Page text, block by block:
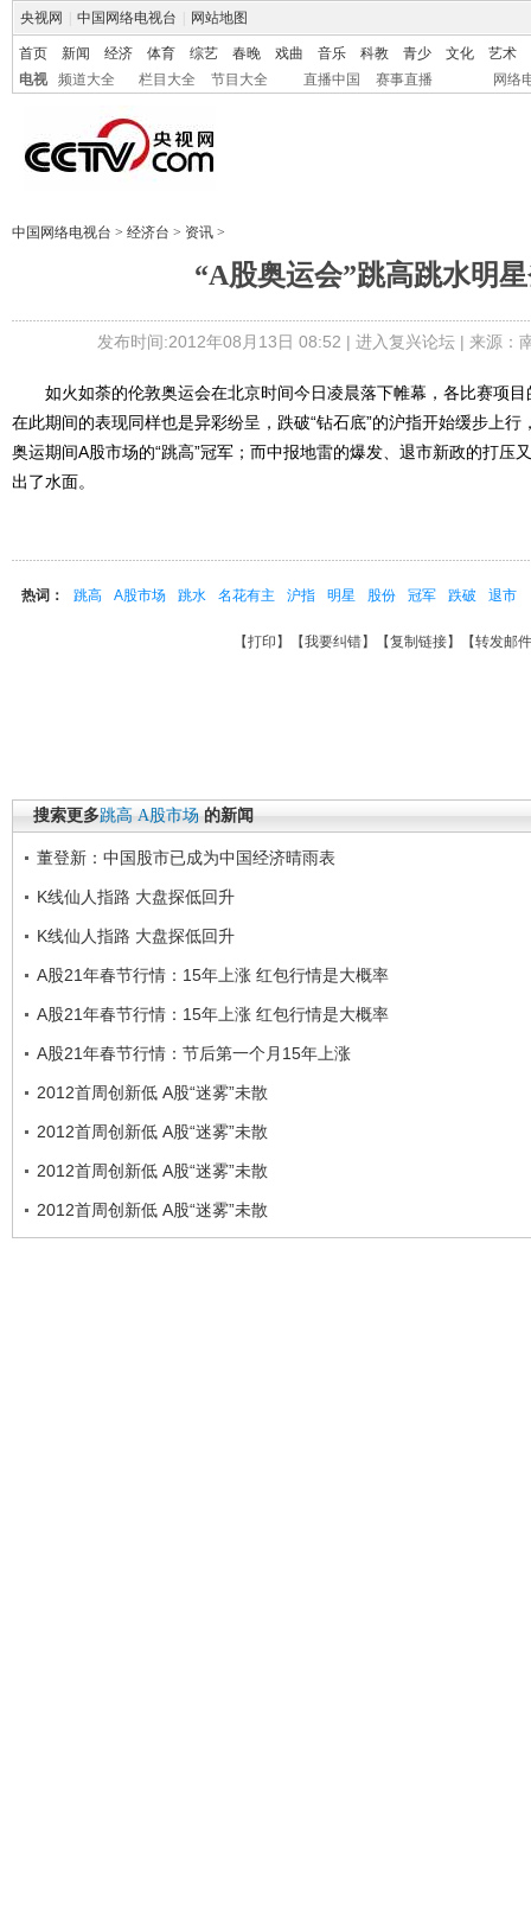
央视网 中国网络电视台 网站地图
首页 新闻 经济 体育 综艺 春晚 戏曲 音乐 科教 青少 文化
艺术
电视
频道大全 栏目大全 节目大全 直播中国 赛事直播 网络
中国网络电视台 > 经济台 > 资讯 >
“A股奥运会”跳高跳水明
发布时间:2012年08月13日 08:52 | 进入复兴论坛| 来源：
如火如荼的伦敦奥运会在北京时间今日凌晨落下帷幕，各比赛项目
在此期间的表现同样也是异彩纷呈，跌破“钻石底”的沪指开始缓步上
奥运期间A股市场的“跳高”冠军；而中报地雷的爆发、退市新政的打压
出了水面。
热词： 跳高 A股市场 跳水 名花有主 沪指 明星 股份 冠军 跌破 退市
【打印 】【我要纠错】【复制链接】【转发邮件
搜索更多跳高 A股市场 的新闻
董登新：中国股市已成为中国经济晴雨表
K线仙人指路 大盘探低回升
K线仙人指路 大盘探低回升
A股21年春节行情：15年上涨 红包行情是大概率
A股21年春节行情：15年上涨 红包行情是大概率
A股21年春节行情：节后第一个月15年上涨
2012首周创新低 A股“迷雾”未散
2012首周创新低 A股“迷雾”未散
2012首周创新低 A股“迷雾”未散
2012首周创新低 A股“迷雾”未散